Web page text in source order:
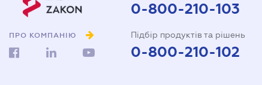
ПРО КОМПАНІЮ
0-800-210-103
Підбір продуктів та рішень
0-800-210-102